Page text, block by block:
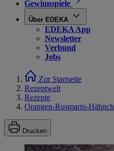
Gewinnspiele
Über EDEKA
EDEKA App
Newsletter
Verbund
Jobs
Zur Startseite
Rezeptwelt
Rezepte
Orangen-Rosmarin-
Drucken